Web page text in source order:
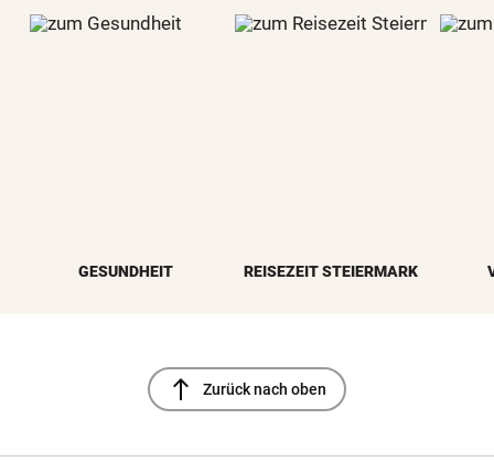
GESUNDHEIT REISEZEIT STEIERMARK
north Zurück nach oben